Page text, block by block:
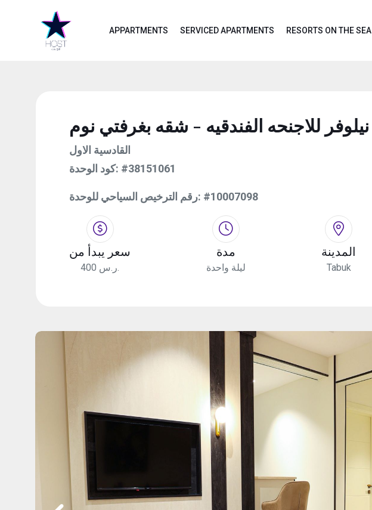
APPARTMENTS SERVICED APARTMENTS RESORTS ON THE SEA
نيلوفر للاجنحه الفندقيه - شقه بغرفتي نوم
القادسية الاول
كود الوحدة: #38151061
رقم الترخيص السياحي للوحدة: #10007098
سعر يبدأ من
400 ر.س.
مدة
ليلة واحدة
المدينة
Tabuk